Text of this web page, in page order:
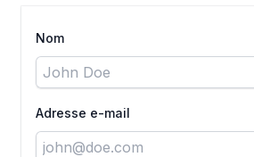
Nom
Adresse e-mail